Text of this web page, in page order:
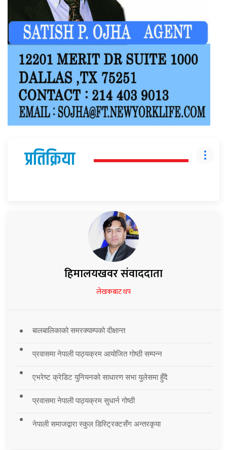
प्रतिक्रिया
हिमालयखवर संवाददाता
लेखकबाट थप
बालबालिकाको समरक्याम्पको दीक्षान्त
प्रवासमा नेपाली पाठ्यक्रम आयोजित गोष्ठी सम्पन्न
एभरेष्ट क्रेडिट युनियनको साधारण सभा युलेसमा हुँदै
प्रवासमा नेपाली पाठ्यक्रम सुधार्न गोष्ठी
नेपाली समाजद्वारा स्कुल डिस्ट्रिक्टसँग अन्तरकृया